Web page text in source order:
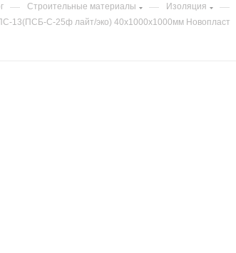
— Строительные материалы — Изоляция —
13(ПСБ-С-25ф лайт/эко) 40х1000х1000мм Новопласт